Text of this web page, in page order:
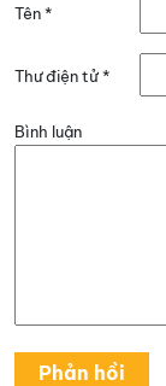
Tên*
Thư điện tử*
Bình luận